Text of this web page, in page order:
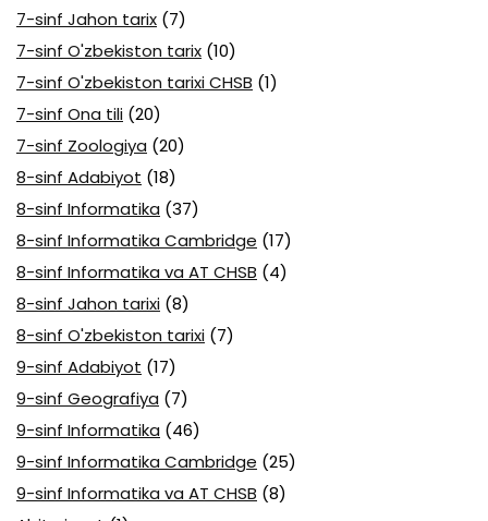
7-sinf Jahon tarix (7)
7-sinf O'zbekiston tarix (10)
7-sinf O'zbekiston tarixi CHSB (1)
7-sinf Ona tili (20)
7-sinf Zoologiya (20)
8-sinf Adabiyot (18)
8-sinf Informatika (37)
8-sinf Informatika Cambridge (17)
8-sinf Informatika va AT CHSB (4)
8-sinf Jahon tarixi (8)
8-sinf O'zbekiston tarixi (7)
9-sinf Adabiyot (17)
9-sinf Geografiya (7)
9-sinf Informatika (46)
9-sinf Informatika Cambridge (25)
9-sinf Informatika va AT CHSB (8)